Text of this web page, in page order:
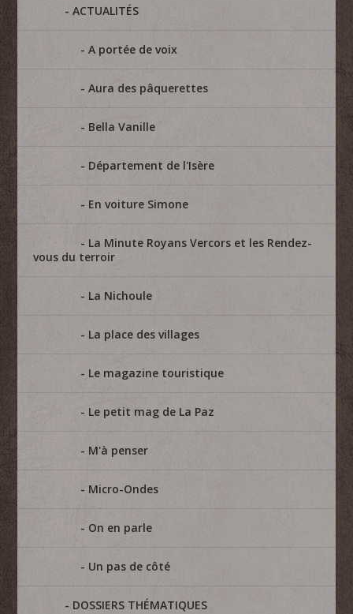
ACTUALITÉS
A portée de voix
Aura des pâquerettes
Bella Vanille
Département de l'Isère
En voiture Simone
La Minute Royans Vercors et les Rendez-
vous du terroir
La Nichoule
La place des villages
Le magazine touristique
Le petit mag de La Paz
M'à penser
Micro-Ondes
On en parle
Un pas de côté
DOSSIERS THÉMATIQUES